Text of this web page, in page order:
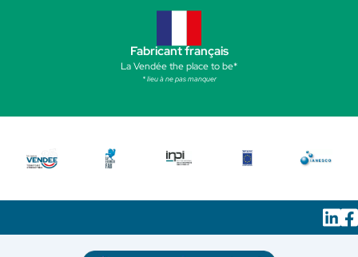
Fabricant français
La Vendée the place to be*
* lieu à ne pas manquer